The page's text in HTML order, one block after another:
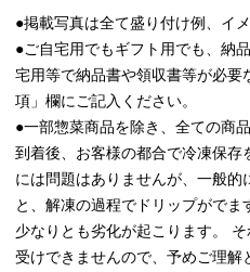
●掲載写真は全て盛り付け例、イメ
●ご自宅用でもギフト用でも、納
宅用等で納品書や領収書等が必
項」欄にご記入ください。
●一部惣菜商品を除き、全ての商
到着後、お客様の都合で冷凍保存
には問題はありませんが、一般
と、解凍の過程でドリップがで
少なりとも劣化が起こります。
受けできませんので、予めご理解